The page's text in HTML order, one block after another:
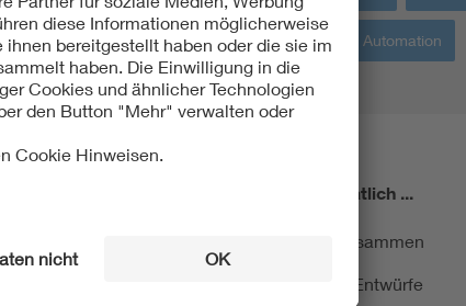
Robotik + Automation
sind Sie immer top informiert! Monatlich ...
Entwicklungen in der Normung kurz zusammen
Arbeitsergebnisse, Publikationen und Entwürfe